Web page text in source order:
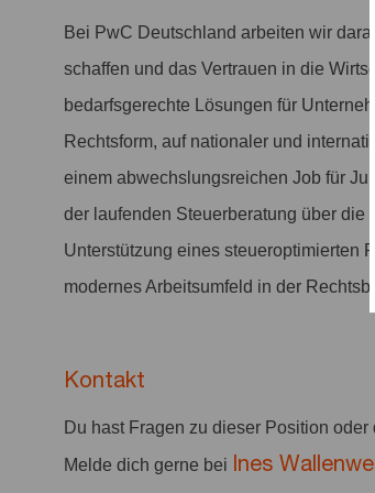
Bei PwC Deutschland arbeiten wir
schaffen und das Vertrauen in die
bedarfsgerechte Lösungen für
Rechtsform, auf nationaler und
einem abwechslungsreichen Job für
der laufenden Steuerberatung über die
Unterstützung eines steueroptimierten
modernes Arbeitsumfeld in der
Kontakt
Du hast Fragen zu dieser Position
Melde dich gerne bei Ines